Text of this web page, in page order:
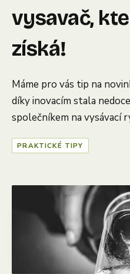
vysavač,
získá!
Máme pro vás tip na
díky inovacím stala
společníkem na vysávací
PRAKTICKÉ TIPY